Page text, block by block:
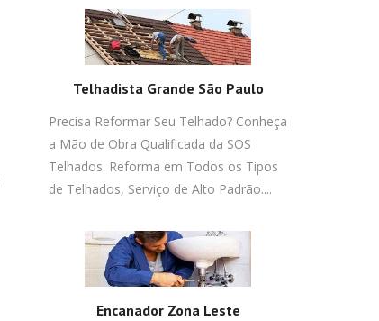
Telhadista Grande São Paulo
Precisa Reformar Seu Telhado? Conheça
a Mão de Obra Qualificada da SOS
Telhados. Reforma em Todos os Tipos
de Telhados, Serviço de Alto Padrão....
Encanador Zona Leste